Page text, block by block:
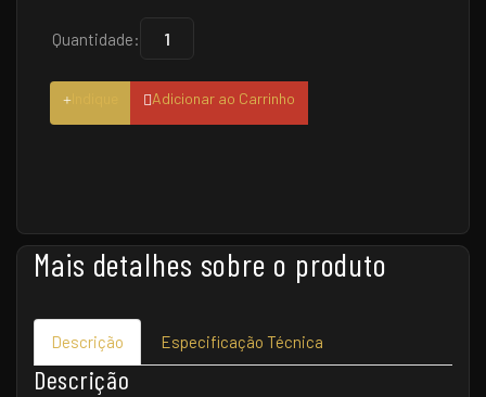
Quantidade:
Adicionar ao Carrinho
Mais detalhes sobre o produto
Descrição Especificação Técnica
Descrição